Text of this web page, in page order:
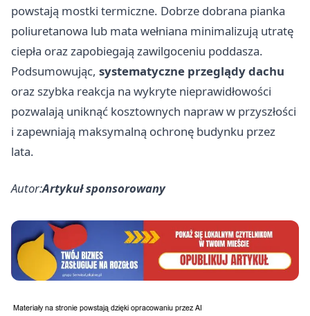
powstają mostki termiczne. Dobrze dobrana pianka
poliuretanowa lub mata wełniana minimalizują utratę
ciepła oraz zapobiegają zawilgoceniu poddasza.
Podsumowując, systematyczne przeglądy dachu
oraz szybka reakcja na wykryte nieprawidłowości
pozwalają uniknąć kosztownych napraw w przyszłości
i zapewniają maksymalną ochronę budynku przez
lata.
Autor:Artykuł sponsorowany